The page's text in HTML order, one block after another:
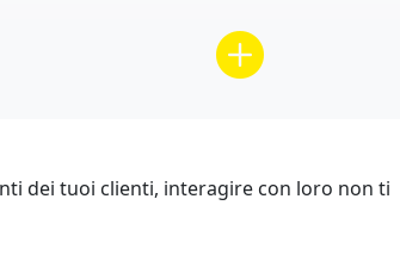
dei tuoi clienti, interagire con loro non ti